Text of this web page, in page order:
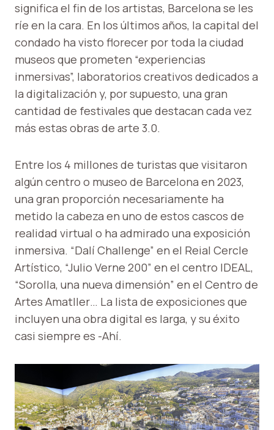
significa el fin de los artistas, Barcelona se les
ríe en la cara. En los últimos años, la capital del
condado ha visto florecer por toda la ciudad
museos que prometen “experiencias
inmersivas”, laboratorios creativos dedicados a
la digitalización y, por supuesto, una gran
cantidad de festivales que destacan cada vez
más estas obras de arte 3.0.
Entre los 4 millones de turistas que visitaron
algún centro o museo de Barcelona en 2023,
una gran proporción necesariamente ha
metido la cabeza en uno de estos cascos de
realidad virtual o ha admirado una exposición
inmersiva. “Dalí Challenge” en el Reial Cercle
Artístico, “Julio Verne 200” en el centro IDEAL,
“Sorolla, una nueva dimensión” en el Centro de
Artes Amatller… La lista de exposiciones que
incluyen una obra digital es larga, y su éxito
casi siempre es -Ahí.